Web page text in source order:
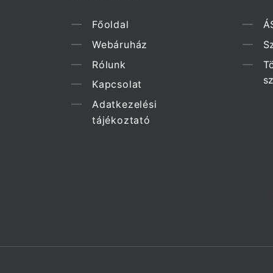
Főoldal
Webáruház
Rólunk
Kapcsolat
Adatkezelési
tájékoztató